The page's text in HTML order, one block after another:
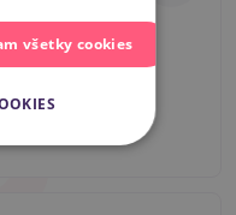
39,80 €
všetky cookies